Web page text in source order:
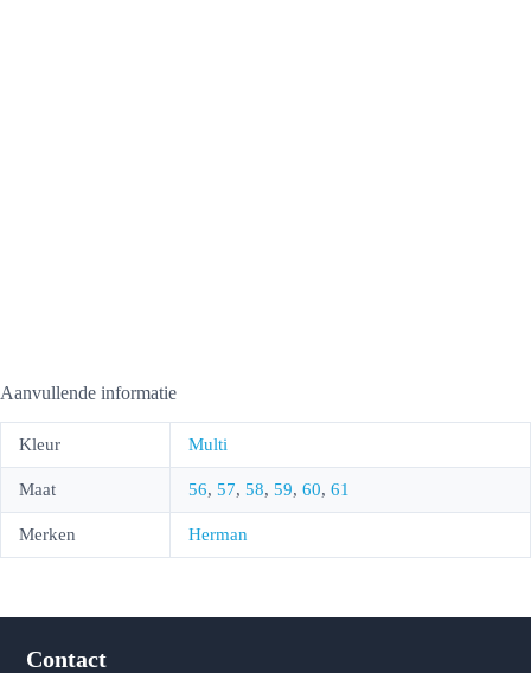
Aanvullende informatie
Kleur Multi
Maat 56, 57, 58, 59, 60, 61
Merken Herman
Contact